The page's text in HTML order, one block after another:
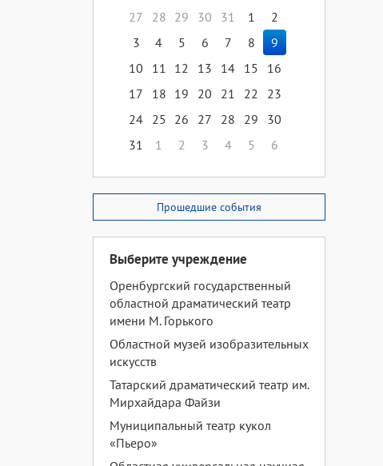
27
28 29 30 31 1
2
3
4 5 6 7 8
9
10
11 12 13 14 15
16
17
18 19 20 21 22
23
24 25 26 27 28 29
30
31
1 2 3 4 5 6
Прошедшие события
Выберите учреждение
Оренбургский государственный
областной драматический театр
имени М. Горького
Областной музей изобразительных
искусств
Татарский драматический театр им.
Мирхайдара Файзи
Муниципальный театр кукол
«Пьеро»